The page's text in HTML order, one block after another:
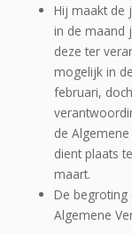
Hij maakt de
in de maand
deze ter
mogelijk in
februari,
de
dient plaats
maart.
De begroting
Algemene